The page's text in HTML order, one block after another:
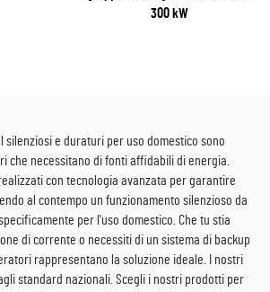
300 kW
silenziosi e duraturi per uso domestico sono
che necessitano di fonti affidabili di energia.
con tecnologia avanzata per garantire
al contempo un funzionamento silenzioso da
per l'uso domestico. Che tu stia
di corrente o necessiti di un sistema di backup
rappresentano la soluzione ideale. I nostri
standard nazionali. Scegli i nostri prodotti per